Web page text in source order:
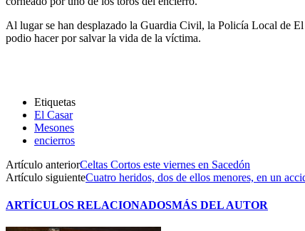
Al lugar se han desplazado la Guardia Civil, la Policía Local de
podio hacer por salvar la vida de la víctima.
Etiquetas
El Casar
Mesones
encierros
Artículo anteriorCeltas Cortos este viernes en Sacedón
Artículo siguienteCuatro heridos, dos de ellos menores, en un
ARTÍCULOS RELACIONADOSMÁS DEL AUTOR